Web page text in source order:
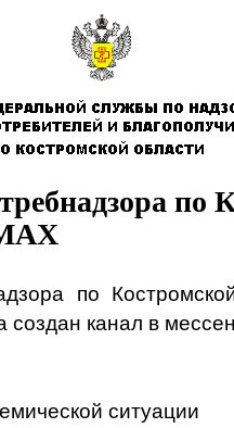
по
МАХ
по
создан канал в
ситуации